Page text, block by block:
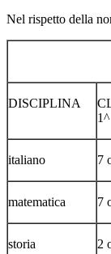
Nel rispetto della
DISCIPLINA
1^
italiano 7
matematica 7
storia 2